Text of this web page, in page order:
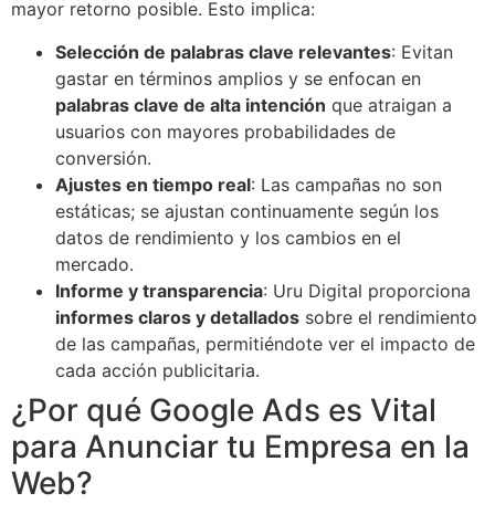
mayor retorno posible. Esto implica:
Selección de palabras clave relevantes: Evitan
gastar en términos amplios y se enfocan en
palabras clave de alta intención que atraigan a
usuarios con mayores probabilidades de
conversión.
Ajustes en tiempo real: Las campañas no son
estáticas; se ajustan continuamente según los
datos de rendimiento y los cambios en el
mercado.
Informe y transparencia: Uru Digital proporciona
informes claros y detallados sobre el rendimiento
de las campañas, permitiéndote ver el impacto de
cada acción publicitaria.
¿Por qué Google Ads es Vital
para Anunciar tu Empresa en la
Web?